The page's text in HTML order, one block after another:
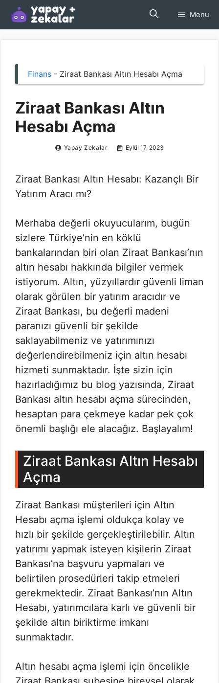
İçeriğe
atla
Menu
Finans - Ziraat Bankası Altın Hesabı Açma
Ziraat Bankası Altın
Hesabı Açma
Yapay Zekalar Eylül 17, 2023
Ziraat Bankası Altın Hesabı: Kazançlı Bir
Yatırım Aracı mı?
Merhaba değerli okuyucularım, bugün
sizlere Türkiye’nin en köklü
bankalarından biri olan Ziraat Bankası’nın
altın hesabı hakkında bilgiler vermek
istiyorum. Altın, yüzyıllardır güvenli liman
olarak görülen bir yatırım aracıdır ve
Ziraat Bankası, bu değerli madeni
paranızı güvenli bir şekilde
saklayabilmeniz ve yatırımınızı
değerlendirebilmeniz için altın hesabı
hizmeti sunmaktadır. İşte sizin için
hazırladığımız bu blog yazısında, Ziraat
Bankası altın hesabı açma sürecinden,
hesaptan para çekmeye kadar pek çok
önemli başlığı ele alacağız. Başlayalım!
Ziraat Bankası Altın Hesabı
Açma
Ziraat Bankası müşterileri için Altın
Hesabı açma işlemi oldukça kolay ve
hızlı bir şekilde gerçekleştirilebilir. Altın
yatırımı yapmak isteyen kişilerin Ziraat
Bankası’na başvuru yapmaları ve
belirtilen prosedürleri takip etmeleri
gerekmektedir. Ziraat Bankası’nın Altın
Hesabı, yatırımcılara karlı ve güvenli bir
şekilde altın biriktirme imkanı
sunmaktadır.
Altın hesabı açma işlemi için öncelikle